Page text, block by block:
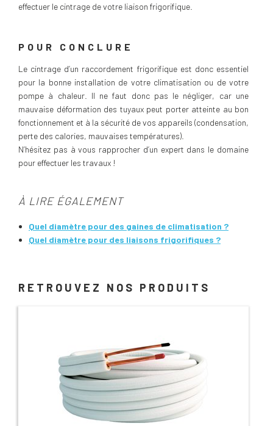
effectuer le cintrage de votre liaison frigorifique.
POUR CONCLURE
Le cintrage d’un raccordement frigorifique est donc essentiel
pour la bonne installation de votre climatisation ou de votre
pompe à chaleur. Il ne faut donc pas le négliger, car une
mauvaise déformation des tuyaux peut porter atteinte au bon
fonctionnement et à la sécurité de vos appareils (condensation,
perte des calories, mauvaises températures).
N’hésitez pas à vous rapprocher d’un expert dans le domaine
pour effectuer les travaux !
À LIRE ÉGALEMENT
Quel diamètre pour des gaines de climatisation ?
Quel diamètre pour des liaisons frigorifiques ?
RETROUVEZ NOS PRODUITS